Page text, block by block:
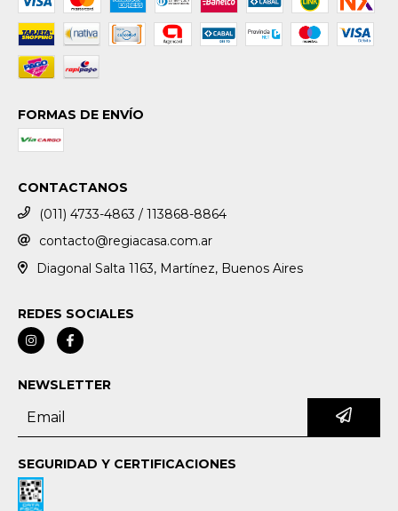
FORMAS DE ENVÍO
CONTACTANOS
(011) 4733-4863 / 113868-8864
contacto@regiacasa.com.ar
Diagonal Salta 1163, Martínez, Buenos Aires
REDES SOCIALES
NEWSLETTER
SEGURIDAD Y CERTIFICACIONES